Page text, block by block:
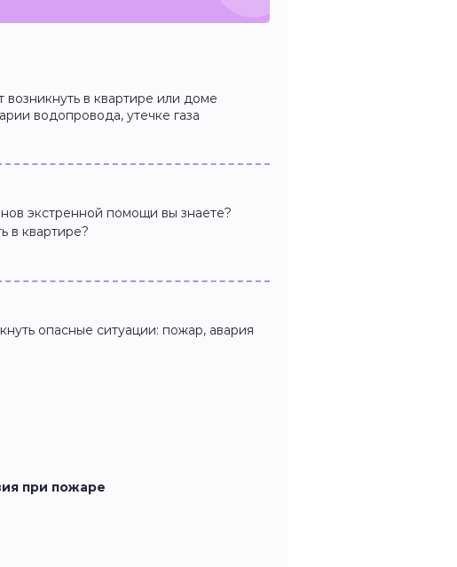
возникнуть в квартире или доме
водопровода, утечке газа
экстренной помощи вы знаете?
в квартире?
опасные ситуации: пожар, авария
при пожаре